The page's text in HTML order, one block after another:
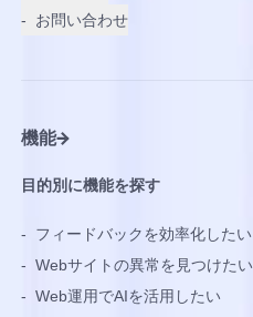
-
お問い合わせ
機能
目的別に機能を探す
-
フィードバックを効率化したい
- Webサイトの異常を見つけたい
- Web運用でAIを活用したい